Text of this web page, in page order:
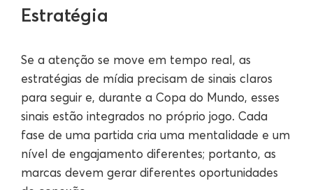
Estratégia
Se a atenção se move em tempo real, as
estratégias de mídia precisam de sinais claros
para seguir e, durante a Copa do Mundo, esses
sinais estão integrados no próprio jogo. Cada
fase de uma partida cria uma mentalidade e um
nível de engajamento diferentes; portanto, as
marcas devem gerar diferentes oportunidades